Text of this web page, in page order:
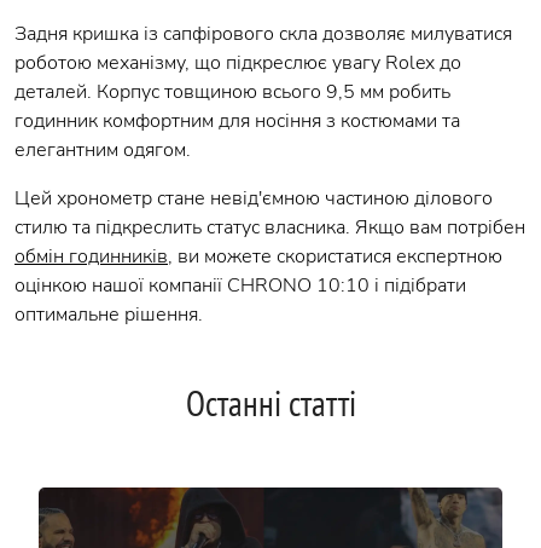
Задня кришка із сапфірового скла дозволяє милуватися
роботою механізму, що підкреслює увагу Rolex до
деталей. Корпус товщиною всього 9,5 мм робить
годинник комфортним для носіння з костюмами та
елегантним одягом.
Цей хронометр стане невід'ємною частиною ділового
стилю та підкреслить статус власника. Якщо вам потрібен
обмін годинників, ви можете скористатися експертною
оцінкою нашої компанії CHRONO 10:10 і підібрати
оптимальне рішення.
Останні статті